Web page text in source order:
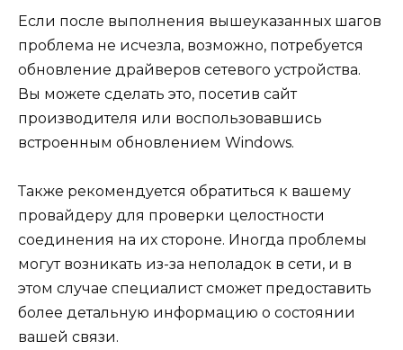
Если после выполнения вышеуказанных шагов
проблема не исчезла, возможно, потребуется
обновление драйверов сетевого устройства.
Вы можете сделать это, посетив сайт
производителя или воспользовавшись
встроенным обновлением Windows.
Также рекомендуется обратиться к вашему
провайдеру для проверки целостности
соединения на их стороне. Иногда проблемы
могут возникать из-за неполадок в сети, и в
этом случае специалист сможет предоставить
более детальную информацию о состоянии
вашей связи.